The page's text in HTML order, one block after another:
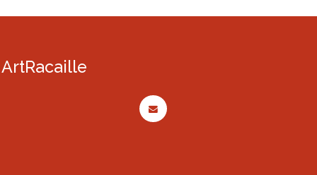
ArtRacaille